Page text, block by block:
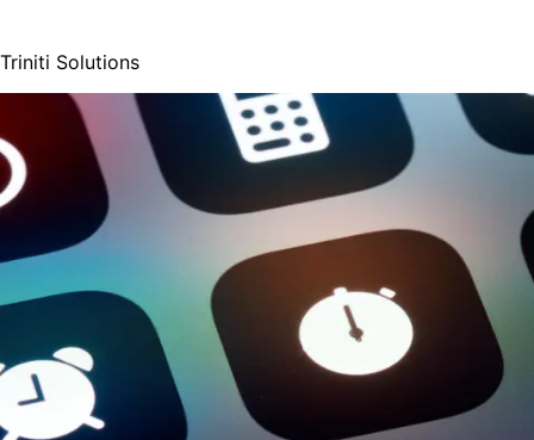
Triniti Solutions